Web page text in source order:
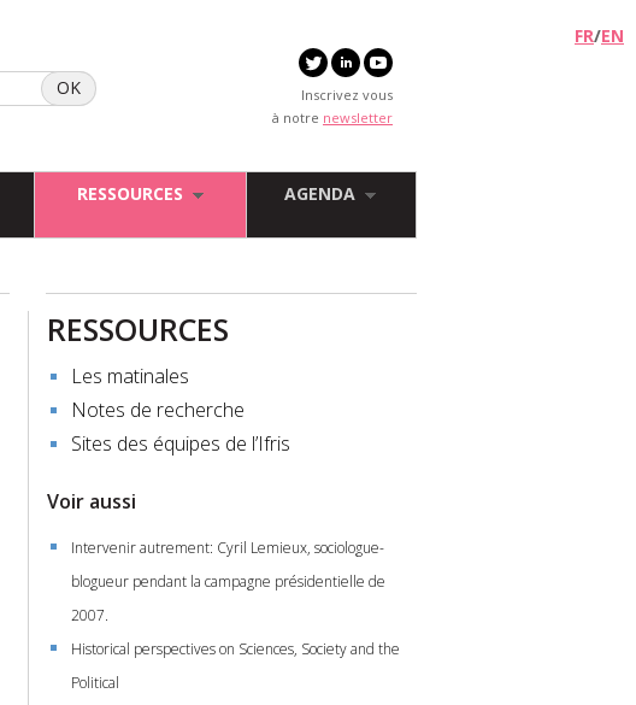
Inscrivez vous
à notre newsletter
FR/EN
RESSOURCES AGENDA
RESSOURCES
Les matinales
Notes de recherche
Sites des équipes de l’Ifris
Voir aussi
Intervenir autrement: Cyril Lemieux, sociologue-
blogueur pendant la campagne présidentielle de
2007.
Historical perspectives on Sciences, Society and the
Political